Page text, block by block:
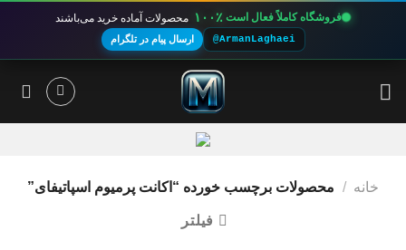
فروشگاه کاملاً فعال است ۱۰۰٪ محصولات آماده خرید می‌باشند
@ArmanLaghaei ارسال پیام در تلگرام
خانه / محصولات برچسب خورده “اکانت پرمیوم اسپاتیفای”
فیلتر